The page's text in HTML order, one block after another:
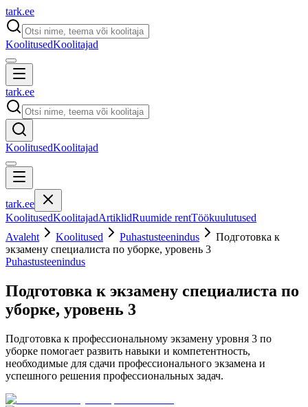
tark.ee
KoolitusedKoolitajad
tark.ee
KoolitusedKoolitajad
tark.ee
KoolitusedKoolitajadArtiklidRuumide rentTöökuulutused
Avaleht
Koolitused Puhastusteenindus
Подготовка к
экзамену специалиста по уборке, уровень 3
Puhastusteenindus
Подготовка к экзамену специалиста по
уборке, уровень 3
Подготовка к профессиональному экзамену уровня 3 по
уборке помогает развить навыки и компетентность,
необходимые для сдачи профессионального экзамена и
успешного решения профессиональных задач.